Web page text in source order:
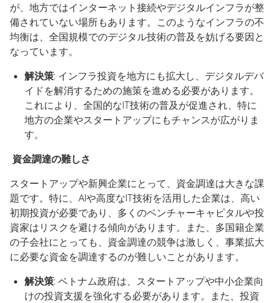
が、地方ではインターネット接続やデジタルインフラが整
備されていない場所もあります。このようなインフラの不
均衡は、全国規模でのデジタル技術の普及を妨げる要因と
なっています。
解決策: インフラ投資を地方にも拡大し、デジタルデバ
イドを解消するための施策を進める必要があります。
これにより、全国的なIT技術の普及が促進され、特に
地方の企業やスタートアップにもチャンスが広がりま
す。
資金調達の難しさ
スタートアップや新興企業にとって、資金調達は大きな課
題です。特に、AIや高度なIT技術を活用した企業は、高い
初期投資が必要であり、多くのベンチャーキャピタルや投
資家はリスクを避ける傾向があります。また、多国籍企業
の子会社にとっても、資金調達の競争は激しく、事業拡大
に必要な資金を調達するのが難しいことがあります。
解決策: ベトナム政府は、スタートアップや中小企業向
けの投資支援を強化する必要があります。また、投資